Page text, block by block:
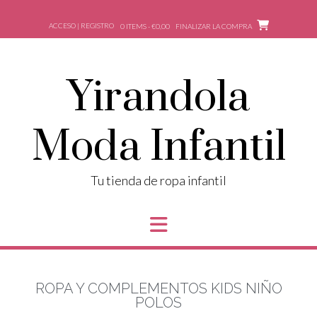
ACCESO | REGISTRO 0 ITEMS - €0,00 FINALIZAR LA COMPRA
Yirandola
Moda Infantil
Tu tienda de ropa infantil
ROPA Y COMPLEMENTOS KIDS NIÑO
POLOS